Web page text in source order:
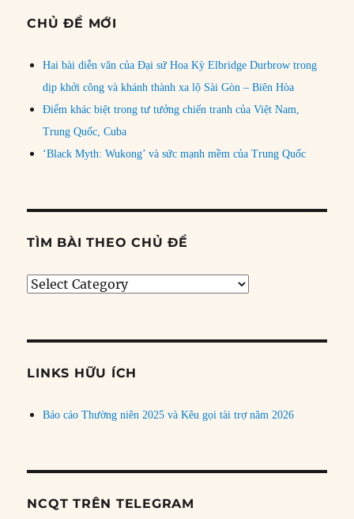
CHỦ ĐỀ MỚI
Hai bài diễn văn của Đại sứ Hoa Kỳ Elbridge Durbrow trong
dịp khởi công và khánh thành xa lộ Sài Gòn – Biên Hòa
Điểm khác biệt trong tư tưởng chiến tranh của Việt Nam,
Trung Quốc, Cuba
‘Black Myth: Wukong’ và sức mạnh mềm của Trung Quốc
TÌM BÀI THEO CHỦ ĐỀ
Tìm
đề
LINKS HỮU ÍCH
Báo cáo Thường niên 2025 và Kêu gọi tài trợ năm 2026
NCQT TRÊN TELEGRAM